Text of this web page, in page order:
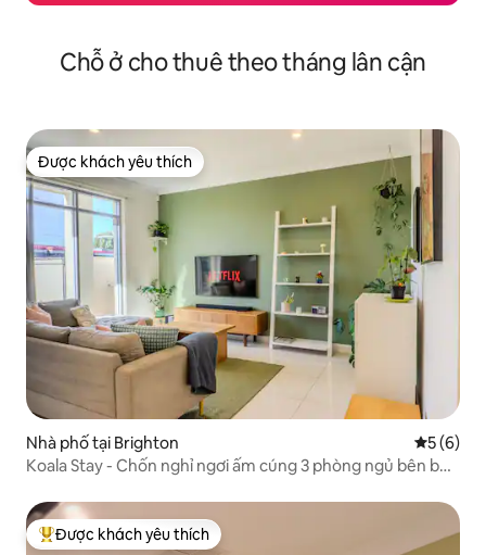
Chỗ ở cho thuê theo tháng lân cận
Được khách yêu thích
Được khách yêu thích
Nhà phố tại Brighton Xếp5 (6)
Koala Stay - Chốn nghỉ ngơi ấm cúng 3 phòng ngủ bên bờ
Được khách yêu thích nhất
Được khách yêu thích